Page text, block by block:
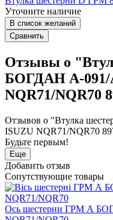
Уточните наличие
В список желаний
Сравнить
Отзывы о
БОГДАН А-091/
NQR71/NQR70
Отзывов о "Втулка
ISUZU NQR71/NQR70
Будьте первым!
Еще
Добавить отзыв
Сопутствующие товары
Ось шестерни ГРМ А